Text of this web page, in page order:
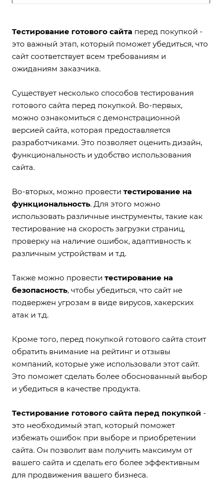
Тестирование готового сайта перед покупкой -
это важный этап, который поможет убедиться, что
сайт соответствует всем требованиям и
ожиданиям заказчика.
Существует несколько способов тестирования
готового сайта перед покупкой. Во-первых,
можно ознакомиться с демонстрационной
версией сайта, которая предоставляется
разработчиками. Это позволяет оценить дизайн,
функциональность и удобство использования
сайта.
Во-вторых, можно провести тестирование на
функциональность. Для этого можно
использовать различные инструменты, такие как
тестирование на скорость загрузки страниц,
проверку на наличие ошибок, адаптивность к
различным устройствам и т.д.
Также можно провести тестирование на
безопасность, чтобы убедиться, что сайт не
подвержен угрозам в виде вирусов, хакерских
атак и т.д.
Кроме того, перед покупкой готового сайта стоит
обратить внимание на рейтинг и отзывы
компаний, которые уже использовали этот сайт.
Это поможет сделать более обоснованный выбор
и убедиться в качестве продукта.
Тестирование готового сайта перед покупкой -
это необходимый этап, который поможет
избежать ошибок при выборе и приобретении
сайта. Он позволит вам получить максимум от
вашего сайта и сделать его более эффективным
для продвижения вашего бизнеса.